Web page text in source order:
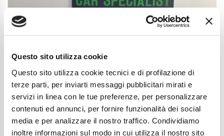
Questo sito utilizza cookie
Questo sito utilizza cookie tecnici e di profilazione di
terze parti, per inviarti messaggi pubblicitari mirati e
servizi in linea con le tue preferenze, per personalizzare
contenuti ed annunci, per fornire funzionalità dei social
media e per analizzare il nostro traffico. Condividiamo
inoltre informazioni sul modo in cui utilizza il nostro sito